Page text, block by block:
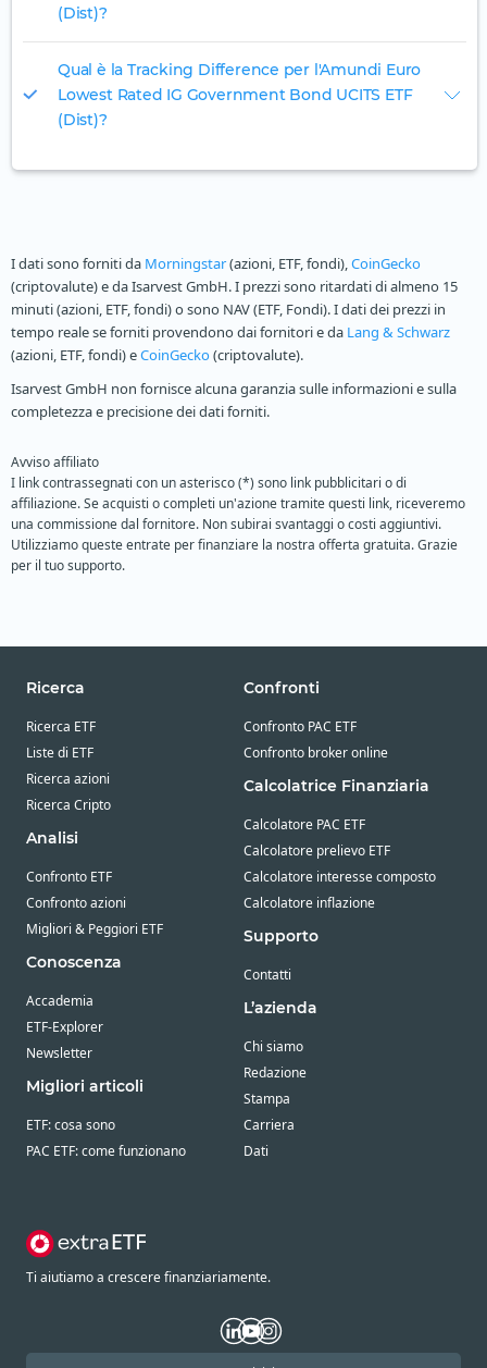
(Dist)?
Qual è la Tracking Difference per l'Amundi Euro
Lowest Rated IG Government Bond UCITS ETF
(Dist)?
I dati sono forniti da Morningstar(azioni, ETF, fondi),CoinGecko
(criptovalute) e da Isarvest GmbH. I prezzi sono ritardati di almeno 15
minuti (azioni, ETF, fondi) o sono NAV (ETF, Fondi). I dati dei prezzi in
tempo reale se forniti provendono dai fornitori e da Lang & Schwarz
(azioni, ETF, fondi) eCoinGecko(criptovalute).
Isarvest GmbH non fornisce alcuna garanzia sulle informazioni e sulla
completezza e precisione dei dati forniti.
Avviso affiliato
I link contrassegnati con un asterisco (*) sono link pubblicitari o di
affiliazione. Se acquisti o completi un'azione tramite questi link, riceveremo
una commissione dal fornitore. Non subirai svantaggi o costi aggiuntivi.
Utilizziamo queste entrate per finanziare la nostra offerta gratuita. Grazie
per il tuo supporto.
Ricerca
Ricerca ETF
Liste di ETF
Ricerca azioni
Ricerca Cripto
Analisi
Confronto ETF
Confronto azioni
Migliori & Peggiori ETF
Conoscenza
Accademia
ETF-Explorer
Newsletter
Migliori articoli
ETF: cosa sono
PAC ETF: come funzionano
Confronti
Confronto PAC ETF
Confronto broker online
Calcolatrice Finanziaria
Calcolatore PAC ETF
Calcolatore prelievo ETF
Calcolatore interesse composto
Calcolatore inflazione
Supporto
Contatti
L’azienda
Chi siamo
Redazione
Stampa
Carriera
Dati
Ti aiutiamo a crescere finanziariamente.